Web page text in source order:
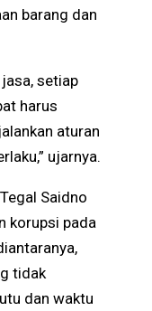
barang dan
setiap
harus
aturan
ujarnya.
Saidno
korupsi pada
tidak
dan waktu